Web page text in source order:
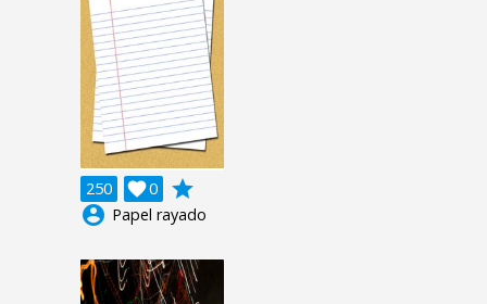
250 0

grade
account_circle Papel rayado